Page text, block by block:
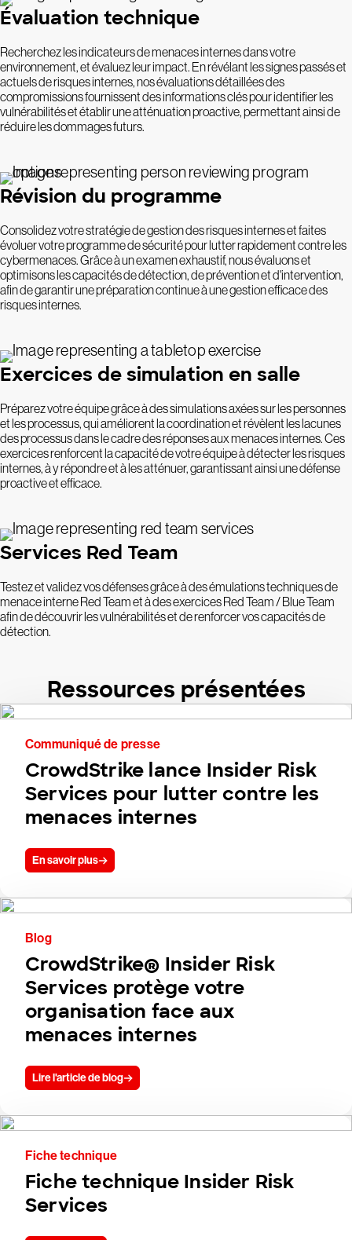
Évaluation technique
Recherchez les indicateurs de menaces internes dans votre
environnement, et évaluez leur impact. En révélant les signes passés et
actuels de risques internes, nos évaluations détaillées des
compromissions fournissent des informations clés pour identifier les
vulnérabilités et établir une atténuation proactive, permettant ainsi de
réduire les dommages futurs.
Révision du programme
Consolidez votre stratégie de gestion des risques internes et faites
évoluer votre programme de sécurité pour lutter rapidement contre les
cybermenaces. Grâce à un examen exhaustif, nous évaluons et
optimisons les capacités de détection, de prévention et d'intervention,
afin de garantir une préparation continue à une gestion efficace des
risques internes.
Exercices de simulation en salle
Préparez votre équipe grâce à des simulations axées sur les personnes
et les processus, qui améliorent la coordination et révèlent les lacunes
des processus dans le cadre des réponses aux menaces internes. Ces
exercices renforcent la capacité de votre équipe à détecter les risques
internes, à y répondre et à les atténuer, garantissant ainsi une défense
proactive et efficace.
Services Red Team
Testez et validez vos défenses grâce à des émulations techniques de
menace interne Red Team et à des exercices Red Team / Blue Team
afin de découvrir les vulnérabilités et de renforcer vos capacités de
détection.
Ressources présentées
Communiqué de presse
CrowdStrike lance Insider Risk
Services pour lutter contre les
menaces internes
En savoir plus
Blog
CrowdStrike® Insider Risk
Services protège votre
organisation face aux
menaces internes
Lire l'article de blog
Fiche technique
Fiche technique Insider Risk
Services